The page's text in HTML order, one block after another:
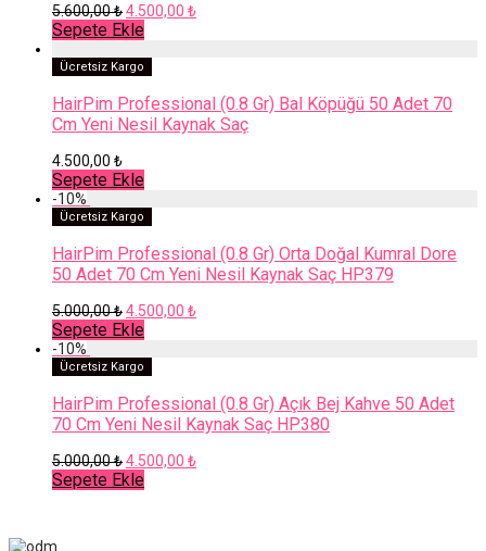
5.600,00₺Orijinal
fiyat:
5.600,00 ₺.
4.500,00 ₺Şu
Sepete Ekle
Ücretsiz Kargo
HairPim Professional (0.8 Gr) Bal Köpüğü 50 Adet 70
Cm Yeni Nesil Kaynak Saç
4.500,00 ₺
Sepete Ekle
-10%
Ücretsiz Kargo
HairPim Professional (0.8 Gr) Orta Doğal Kumral Dore
50 Adet 70 Cm Yeni Nesil Kaynak Saç HP379
5.000,00₺Orijinal
fiyat:
5.000,00 ₺.
4.500,00 ₺Şu
Sepete Ekle
-10%
Ücretsiz Kargo
HairPim Professional (0.8 Gr) Açık Bej Kahve 50 Adet
70 Cm Yeni Nesil Kaynak Saç HP380
5.000,00₺Orijinal
fiyat:
5.000,00 ₺.
4.500,00 ₺Şu
Sepete Ekle